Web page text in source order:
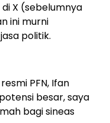
X (sebelumnya
ini murni
politik.
PFN, Ifan
besar, saya
bagi sineas